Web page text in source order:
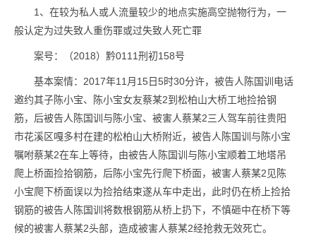
1、在较为私人或人流量较少的地点实施高空抛物行为，一
般认定为过失致人重伤罪或过失致人死亡罪
案号：（2018）黔0111刑初158号
基本案情：2017年11月15日5时30分许，被告人陈国训电话
邀约其子陈小宝、陈小宝女友蔡某2到松柏山大桥工地捡拾钢
筋，后被告人陈国训与陈小宝、被害人蔡某2三人驾车前往贵阳
市花溪区嘎多村在建的松柏山大桥附近，被告人陈国训与陈小宝
嘱咐蔡某2在车上等待，由被告人陈国训与陈小宝顺着工地塔吊
爬上桥面捡拾钢筋，后陈小宝先行爬下桥面，被害人蔡某2见陈
小宝爬下桥面误以为捡拾结束遂从车中走出，此时仍在桥上捡拾
钢筋的被告人陈国训将数根钢筋从桥上扔下，不慎砸中在桥下等
候的被害人蔡某2头部，造成被害人蔡某2经抢救无效死亡。